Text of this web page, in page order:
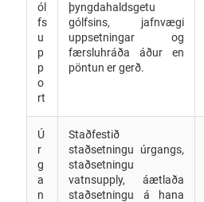
ól
fs
u
p
p
o
rt
þyngdahaldsgetu
gólfsins, jafnvægi
uppsetningar og
færsluhráða áður en
pöntun er gerð.
Ú
r
g
a
n
Staðfestið
staðsetningu úrgangs,
staðsetningu
vatnsupply, áætlaða
staðsetningu á hana